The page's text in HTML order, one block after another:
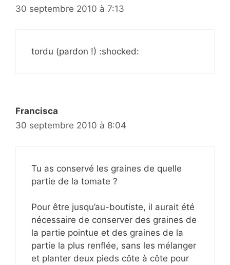
30 septembre 2010 à 7:13
tordu (pardon !) :shocked:
Francisca
30 septembre 2010 à 8:04
Tu as conservé les graines de quelle
partie de la tomate ?
Pour être jusqu’au-boutiste, il aurait été
nécessaire de conserver des graines de
la partie pointue et des graines de la
partie la plus renflée, sans les mélanger
et planter deux pieds côte à côte pour